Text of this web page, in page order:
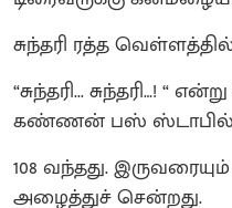
சுந்தரி ரத்த
“சுந்தரி... சுந்தரி…! “
கண்ணன் பஸ் ஸ்டாபில்
108 வந்தது.
அழைத்துச் சென்றது.